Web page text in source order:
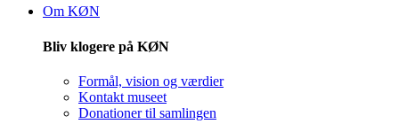
Om KØN
Bliv klogere på KØN
Formål, vision og værdier
Kontakt museet
Donationer til samlingen